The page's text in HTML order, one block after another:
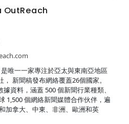
OutReach
唯一一家專注於亞太與東南亞地區
新聞稿發布網絡覆蓋26個國家。
資料，涵蓋 500 個新聞行業種類、
1,500 個網絡新聞媒體合作伙伴，遍
加拿大、中東、非洲、歐洲和英